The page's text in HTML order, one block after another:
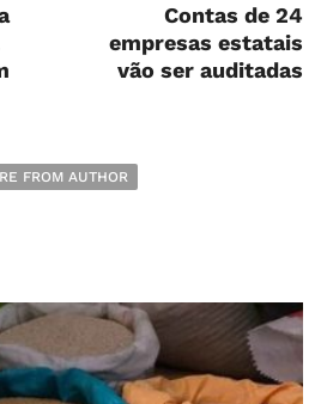
Contas de 24
empresas estatais
vão ser auditadas
FROM AUTHOR